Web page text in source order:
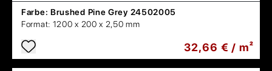
Farbe: Brushed Pine Grey 24502005
Format: 1200 x 200 x 2,50 mm
32,66 € / m²